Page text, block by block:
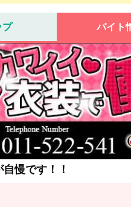
プ バイト
慢です！！